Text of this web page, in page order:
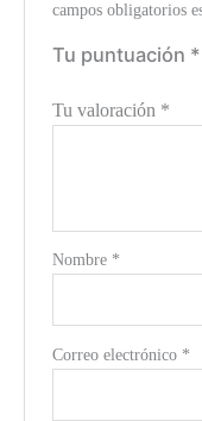
campos obligatorios
Tu puntuación *
Tu valoración *
Nombre *
Correo electrónico *